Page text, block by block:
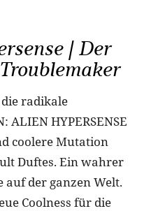
| Der
radikale
HYPERSENSE
coolere Mutation
Duftes. Ein wahrer
der ganzen Welt.
Coolness für die